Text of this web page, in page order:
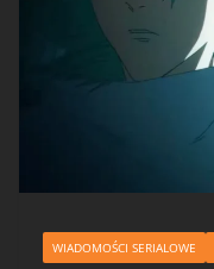
WIADOMOŚCI SERIALOWE